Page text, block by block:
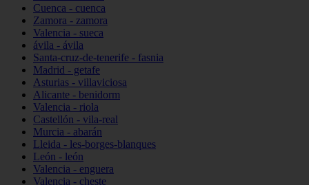
Cuenca - cuenca
Zamora - zamora
Valencia - sueca
ávila - ávila
Santa-cruz-de-tenerife - fasnia
Madrid - getafe
Asturias - villaviciosa
Alicante - benidorm
Valencia - riola
Castellón - vila-real
Murcia - abarán
Lleida - les-borges-blanques
León - león
Valencia - enguera
Valencia - cheste